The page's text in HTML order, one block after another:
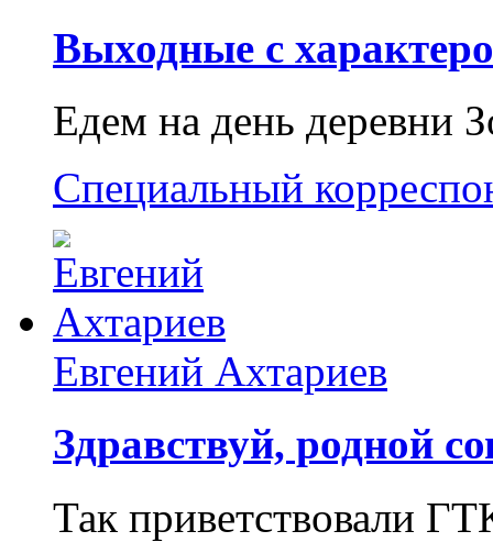
Выходные с
Едем на день деревни
Специальный
Евгений Ахтариев
Здравствуй, родной
Так приветствовали